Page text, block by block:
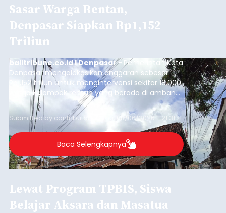
Sasar Warga Rentan,
Denpasar Siapkan Rp1,152
Triliun
balitribune.co.id I Denpasar - Pemerintah Kota
Denpasar mengalokasikan anggaran sebesar
Rp1,152 triliun untuk mengintervensi sekitar 18.000
warga kelompok rentan yang berada di ambang
garis kemiskinan. Langkah strategis ini diambil
guna menjaga masyarakat yang berada pada
kelompok desil 5 dan 6 tersebut agar tidak
merosot ke kategori miskin.
Submitted by contributor Thu, 08/06/2026 - 21:31
Baca Selengkapnya
Lewat Program TPBIS, Siswa
Belajar Aksara dan Masatua